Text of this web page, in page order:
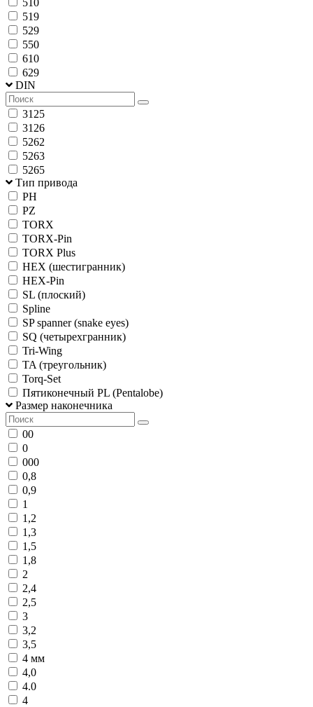
519
529
550
610
629
DIN
3125
3126
5262
5263
5265
Тип привода
PH
PZ
TORX
TORX-Pin
TORX Plus
HEX (шестигранник)
HEX-Pin
SL (плоский)
Spline
SP spanner (snake eyes)
SQ (четырехгранник)
Tri-Wing
TA (треугольник)
Torq-Set
Пятиконечный PL (Pentalobe)
Размер наконечника
00
0
000
0,8
0,9
1
1,2
1,3
1,5
1,8
2
2,4
2,5
3
3,2
3,5
4 мм
4,0
4.0
4